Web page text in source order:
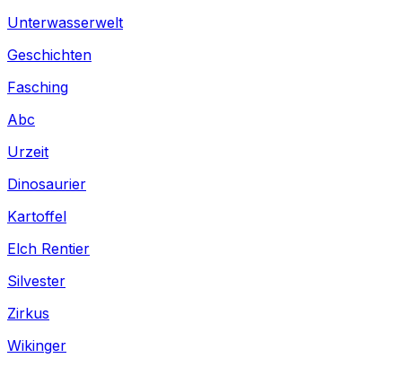
Unterwasserwelt
Geschichten
Fasching
Abc
Urzeit
Dinosaurier
Kartoffel
Elch Rentier
Silvester
Zirkus
Wikinger